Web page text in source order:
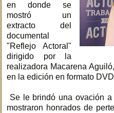
en donde se
mostró un
extracto del
documental
"Reflejo Actoral"
dirigido por la
realizadora Macarena
en la edición en formato
Se le brindó una ovación
mostraron honrados de